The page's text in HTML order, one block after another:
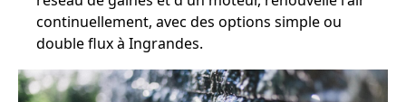
continuellement, avec des options simple ou
double flux à Ingrandes.